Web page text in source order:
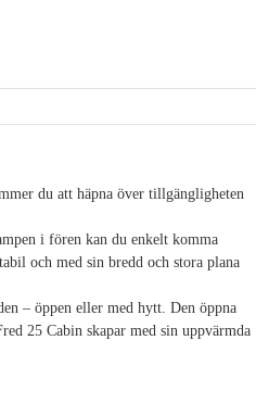
du att häpna över tillgängligheten
i fören kan du enkelt komma
och med sin bredd och stora plana
– öppen eller med hytt. Den öppna
25 Cabin skapar med sin uppvärmda